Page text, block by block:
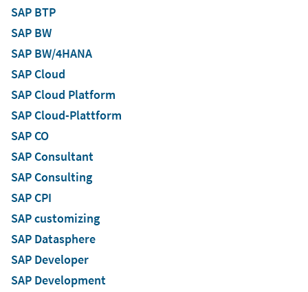
SAP BTP
SAP BW
SAP BW/4HANA
SAP Cloud
SAP Cloud Platform
SAP Cloud-Plattform
SAP CO
SAP Consultant
SAP Consulting
SAP CPI
SAP customizing
SAP Datasphere
SAP Developer
SAP Development